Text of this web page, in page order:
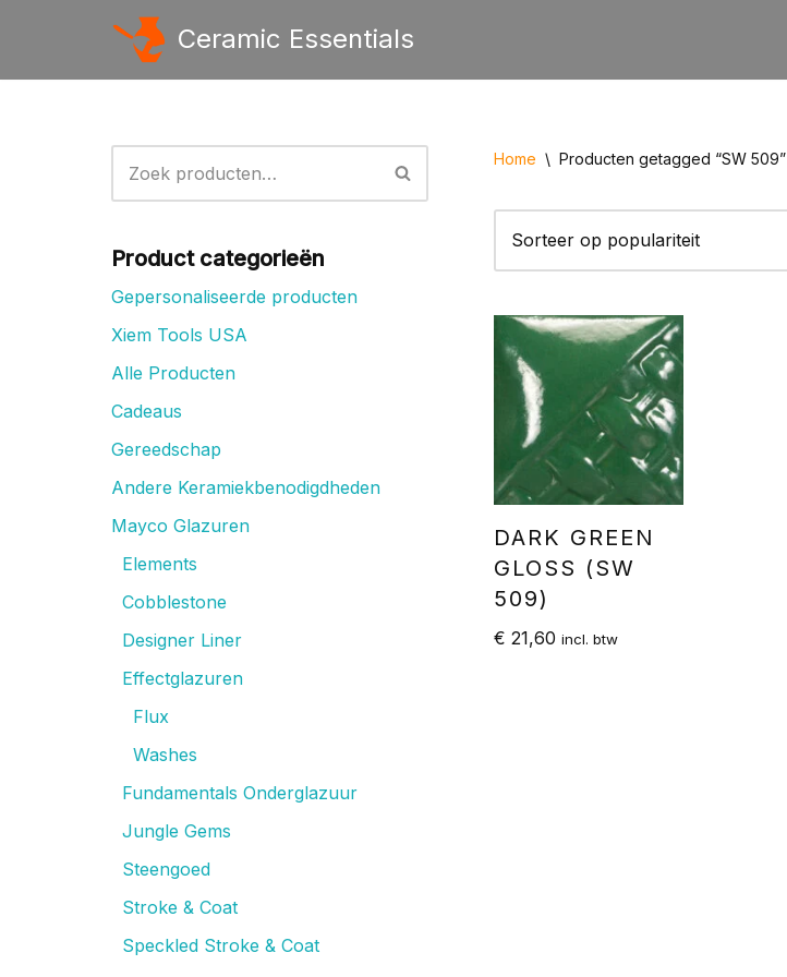
naar
Ceramic Essentials
Product categorieën
Gepersonaliseerde producten
Xiem Tools USA
Alle Producten
Cadeaus
Gereedschap
Andere Keramiekbenodigdheden
Mayco Glazuren
Elements
Cobblestone
Designer Liner
Effectglazuren
Flux
Washes
Fundamentals Onderglazuur
Jungle Gems
Steengoed
Stroke & Coat
Speckled Stroke & Coat
Home \ Producten getagged “SW 509”
DARK GREEN
GLOSS (SW
509)
€ 21,60 incl. btw